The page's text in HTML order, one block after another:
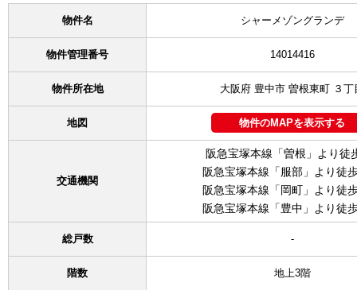
物件名 シャーメゾングランデ
物件管理番号 14014416
物件所在地 大阪府 豊中市 曽根東町 ３丁
地図 物件のMAPを表示する
交通機関
阪急宝塚本線「曽根」より徒
阪急宝塚本線「服部」より徒
阪急宝塚本線「岡町」より徒
阪急宝塚本線「豊中」より徒
総戸数 -
階数 地上3階